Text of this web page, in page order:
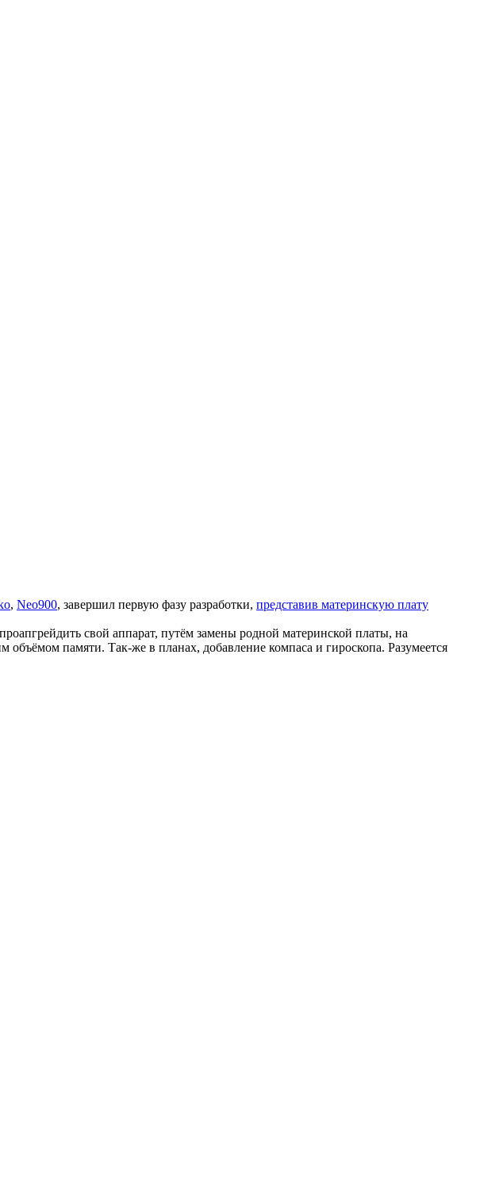
, Neo900, завершил первую фазу разработки, представив материнскую плату
свой аппарат, путём замены родной материнской платы, на
памяти. Так-же в планах, добавление компаса и гироскопа. Разумеется